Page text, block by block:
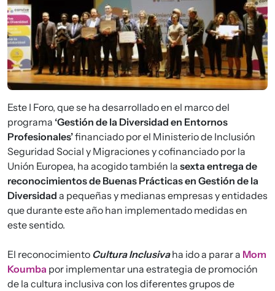
Este I Foro, que se ha desarrollado en el marco del
programa ‘Gestión de la Diversidad en Entornos
Profesionales’financiado por el Ministerio de Inclusión
Seguridad Social y Migraciones y cofinanciado por la
Unión Europea, ha acogido también la sexta entrega de
reconocimientos de Buenas Prácticas en Gestión de la
Diversidad a pequeñas y medianas empresas y entidades
que durante este año han implementado medidas en
este sentido.
El reconocimiento Cultura Inclusivaha ido a parar a Mom
Koumba por implementar una estrategia de promoción
de la cultura inclusiva con los diferentes grupos de